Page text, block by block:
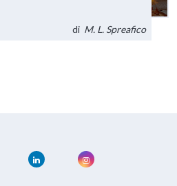
di M. L. Spreafico